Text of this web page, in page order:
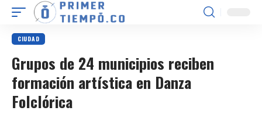
CIUDAD
Grupos de 24 municipios reciben
formación artística en Danza
Folclórica